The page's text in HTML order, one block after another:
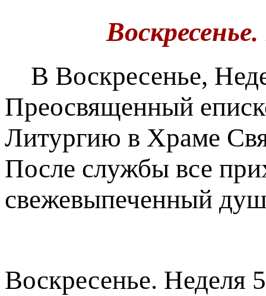
В Воскресенье,
Преосвященный
Литургию в Храме
После службы все
свежевыпеченный
Воскресенье. Неделя